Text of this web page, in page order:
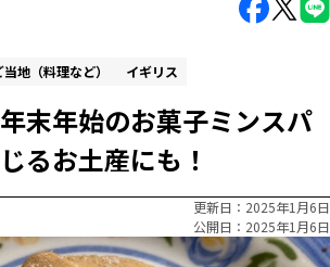
当地（料理など） イギリス
年末年始のお菓子ミンスパ
るお土産にも！
更新日
2025年1月6日
公開日
2025年1月6日